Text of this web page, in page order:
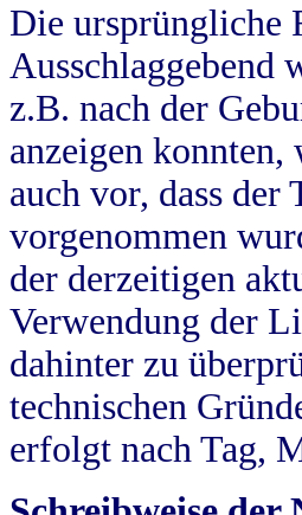
Die ursprüngliche
Ausschlaggebend
z.B. nach der
anzeigen konnten,
auch vor, dass
vorgenommen
der derzeitigen
Verwendung der
dahinter zu
technischen
erfolgt nach Tag,